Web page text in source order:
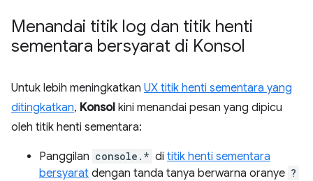
Menandai titik log dan titik henti
sementara bersyarat di Konsol
Untuk lebih meningkatkan UX titik henti sementara yang
ditingkatkan, Konsol kini menandai pesan yang dipicu
oleh titik henti sementara:
Panggilan console.* di titik henti sementara
bersyarat dengan tanda tanya berwarna oranye ?